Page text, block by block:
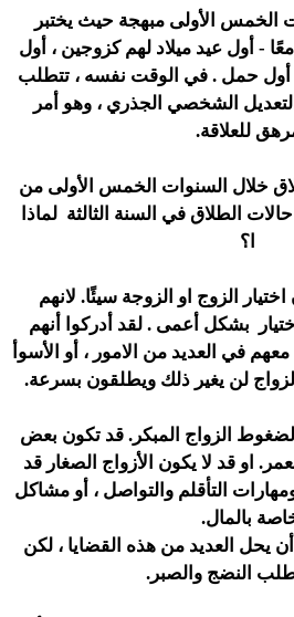
الخمس الأولى مبهجة حيث يختبر
- أول عيد ميلاد لهم كزوجين ، أول
أول حمل . في الوقت نفسه ، تتطلب
الشخصي الجذري ، وهو أمر
للعلاقة.
خلال السنوات الخمس الأولى من
الطلاق في السنة الثالثة لماذا
ا؟
الزوج او الزوجة سيئًا. لانهم
بشكل أعمى . لقد أدركوا أنهم
في العديد من الامور ، أو الأسوأ
لن يغير ذلك ويطلقون بسرعة.
الزواج المبكر. قد تكون بعض
او قد لا يكون الأزواج الصغار قد
التأقلم والتواصل ، أو مشاكل
بالمال.
يحل العديد من هذه القضايا ، لكن
النضج والصبر.